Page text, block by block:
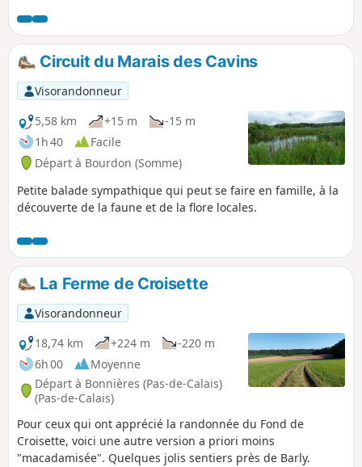
Circuit du Marais des Cavins
Visorandonneur
5,58 km
+15 m
-15 m
1h 40
Facile
Départ à Bourdon (Somme)
Petite balade sympathique qui peut se faire en famille, à la
découverte de la faune et de la flore locales.
La Ferme de Croisette
Visorandonneur
18,74 km
+224 m
-220 m
6h 00
Moyenne
Départ à Bonnières (Pas-de-Calais)
(Pas-de-Calais)
Pour ceux qui ont apprécié la randonnée du Fond de
Croisette, voici une autre version a priori moins
"macadamisée". Quelques jolis sentiers près de Barly.